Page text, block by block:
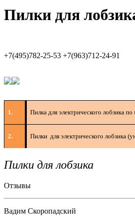
Пилки для
+7(495)782-25-53 +7(963)712-24-91
1. Пилка для электрического лобзика
2. Пилки для электрического лобзика
Пилки для лобзика
Отзывы
Вадим Скоропадский